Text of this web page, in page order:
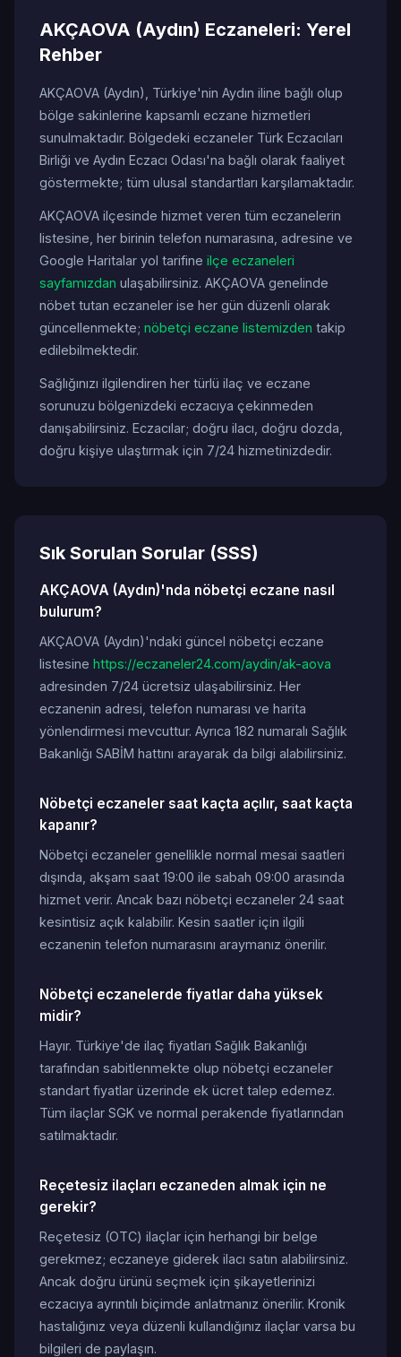
AKÇAOVA (Aydın) Eczaneleri: Yerel
Rehber
AKÇAOVA (Aydın), Türkiye'nin Aydın iline bağlı olup
bölge sakinlerine kapsamlı eczane hizmetleri
sunulmaktadır. Bölgedeki eczaneler Türk Eczacıları
Birliği ve Aydın Eczacı Odası'na bağlı olarak faaliyet
göstermekte; tüm ulusal standartları karşılamaktadır.
AKÇAOVA ilçesinde hizmet veren tüm eczanelerin
listesine, her birinin telefon numarasına, adresine ve
Google Haritalar yol tarifine ilçe eczaneleri
sayfamızdan ulaşabilirsiniz. AKÇAOVA genelinde
nöbet tutan eczaneler ise her gün düzenli olarak
güncellenmekte; nöbetçi eczane listemizden takip
edilebilmektedir.
Sağlığınızı ilgilendiren her türlü ilaç ve eczane
sorunuzu bölgenizdeki eczacıya çekinmeden
danışabilirsiniz. Eczacılar; doğru ilacı, doğru dozda,
doğru kişiye ulaştırmak için 7/24 hizmetinizdedir.
Sık Sorulan Sorular (SSS)
AKÇAOVA (Aydın)'nda nöbetçi eczane nasıl
bulurum?
AKÇAOVA (Aydın)'ndaki güncel nöbetçi eczane
listesine https://eczaneler24.com/aydin/ak-aova
adresinden 7/24 ücretsiz ulaşabilirsiniz. Her
eczanenin adresi, telefon numarası ve harita
yönlendirmesi mevcuttur. Ayrıca 182 numaralı Sağlık
Bakanlığı SABİM hattını arayarak da bilgi alabilirsiniz.
Nöbetçi eczaneler saat kaçta açılır, saat kaçta
kapanır?
Nöbetçi eczaneler genellikle normal mesai saatleri
dışında, akşam saat 19:00 ile sabah 09:00 arasında
hizmet verir. Ancak bazı nöbetçi eczaneler 24 saat
kesintisiz açık kalabilir. Kesin saatler için ilgili
eczanenin telefon numarasını araymanız önerilir.
Nöbetçi eczanelerde fiyatlar daha yüksek
midir?
Hayır. Türkiye'de ilaç fiyatları Sağlık Bakanlığı
tarafından sabitlenmekte olup nöbetçi eczaneler
standart fiyatlar üzerinde ek ücret talep edemez.
Tüm ilaçlar SGK ve normal perakende fiyatlarından
satılmaktadır.
Reçetesiz ilaçları eczaneden almak için ne
gerekir?
Reçetesiz (OTC) ilaçlar için herhangi bir belge
gerekmez; eczaneye giderek ilacı satın alabilirsiniz.
Ancak doğru ürünü seçmek için şikayetlerinizi
eczacıya ayrıntılı biçimde anlatmanız önerilir. Kronik
hastalığınız veya düzenli kullandığınız ilaçlar varsa bu
bilgileri de paylaşın.